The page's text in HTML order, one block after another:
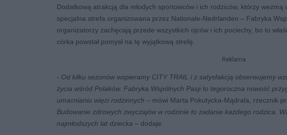
Dodatkową atrakcją dla młodych sportowców i ich rodziców, którzy wezmą
specjalna strefa organizowana przez Nationale-Nedrlanden – Fabryka
organizatorzy zachęcają przede wszystkich ojców i ich pociechy, bo to
córka powstał pomysł na tę wyjątkową strefę.
Reklama
- Od kilku sezonów wspieramy CITY TRAIL i z satysfakcją obserwujemy
życia wśród Polaków. Fabryka Wspólnych Pasji to tegoroczna nowość
umacnianiu więzi rodzinnych – mówi Marta Pokutycka-Mądrala, rzecznik
Budowanie zdrowych zwyczajów w rodzinie to zadanie każdego rodzica.
najmłodszych lat dziecka – dodaje.